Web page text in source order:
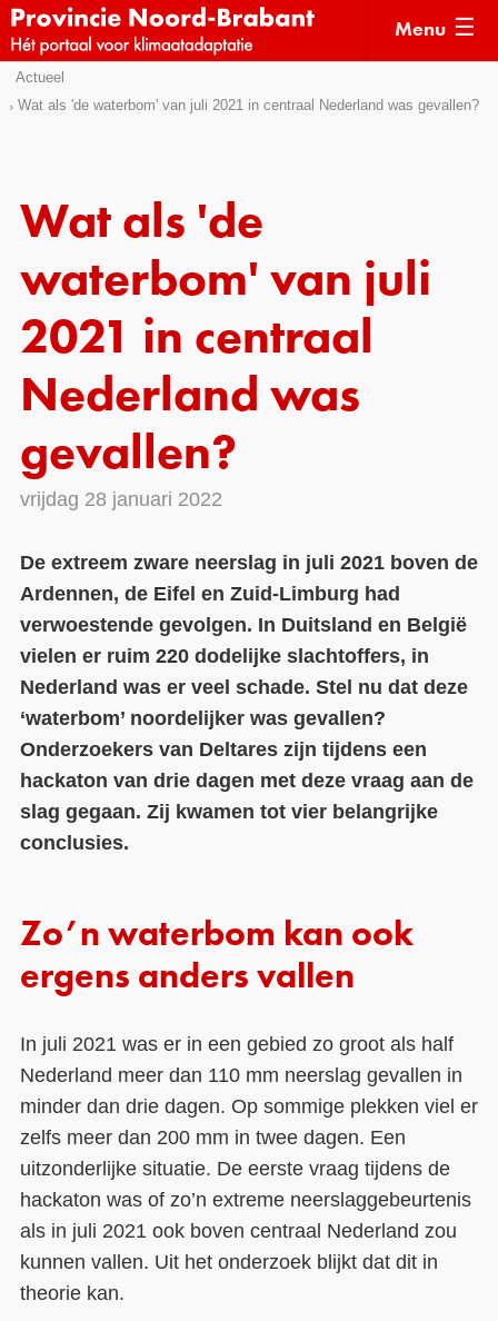
Sla
links
naar
het
Direct
de
inhoud
Menu
Actueel
Wat als 'de waterbom' van juli 2021 in centraal Nederland was gevallen?
Wat als 'de
waterbom' van juli
2021 in centraal
Nederland was
gevallen?
vrijdag 28 januari 2022
De extreem zware neerslag in juli 2021 boven de
Ardennen, de Eifel en Zuid-Limburg had
verwoestende gevolgen. In Duitsland en België
vielen er ruim 220 dodelijke slachtoffers, in
Nederland was er veel schade. Stel nu dat deze
‘waterbom’ noordelijker was gevallen?
Onderzoekers van Deltares zijn tijdens een
hackaton van drie dagen met deze vraag aan de
slag gegaan. Zij kwamen tot vier belangrijke
conclusies.
Zo’n waterbom kan ook
ergens anders vallen
In juli 2021 was er in een gebied zo groot als half
Nederland meer dan 110 mm neerslag gevallen in
minder dan drie dagen. Op sommige plekken viel er
zelfs meer dan 200 mm in twee dagen. Een
uitzonderlijke situatie. De eerste vraag tijdens de
hackaton was of zo’n extreme neerslaggebeurtenis
als in juli 2021 ook boven centraal Nederland zou
kunnen vallen. Uit het onderzoek blijkt dat dit in
theorie kan.
Kennisdossiers
Hulpmiddelen
Monitoring
Over ons
LIFE-IP Klimaatadaptatie
Weerbaar Dommelland